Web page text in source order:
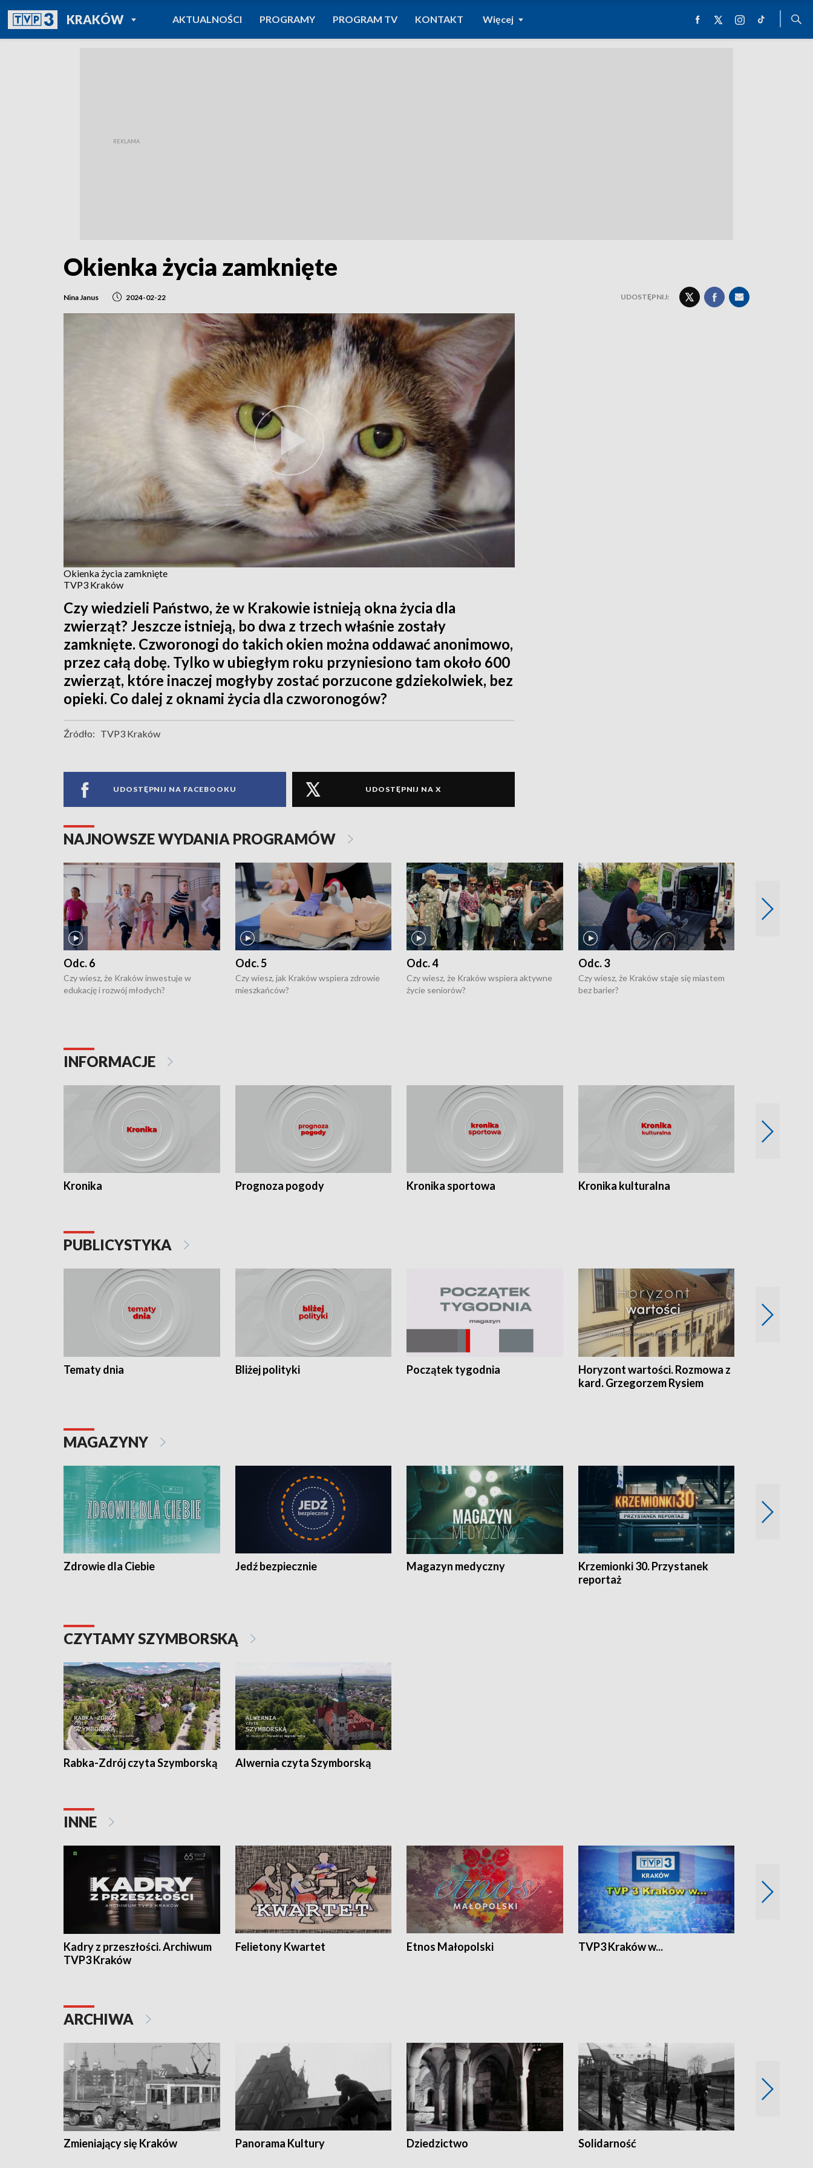
KRAKÓWPOWRÓT DO
TVP REGIONY
AKTUALNOŚCI PROGRAMY PROGRAM TV KONTAKT Więcej
Okienka życia zamknięte
Nina Janus 2024-02-22 UDOSTĘPNIJ:
Okienka życia zamknięte
TVP3 Kraków
Czy wiedzieli Państwo, że w Krakowie istnieją okna życia dla
zwierząt? Jeszcze istnieją, bo dwa z trzech właśnie zostały
zamknięte. Czworonogi do takich okien można oddawać anonimowo,
przez całą dobę. Tylko w ubiegłym roku przyniesiono tam około 600
zwierząt, które inaczej mogłyby zostać porzucone gdziekolwiek, bez
opieki. Co dalej z oknami życia dla czworonogów?
Źródło: TVP3 Kraków
UDOSTĘPNIJ NA FACEBOOKU UDOSTĘPNIJ NA X
NAJNOWSZE WYDANIA PROGRAMÓW
Odc. 6
Czy wiesz, że Kraków inwestuje w
edukację i rozwój młodych?
Odc. 5
Czy wiesz, jak Kraków wspiera zdrowie
mieszkańców?
Odc. 4
Czy wiesz, że Kraków wspiera aktywne
życie seniorów?
Odc. 3
Czy wiesz, że Kraków staje się miastem
bez barier?
INFORMACJE
Kronika Prognoza pogody Kronika sportowa Kronika kulturalna
PUBLICYSTYKA
Tematy dnia Bliżej polityki Początek tygodnia
Horyzont wartości. Rozmowa z
kard. Grzegorzem Rysiem
MAGAZYNY
Zdrowie dla Ciebie Jedź bezpiecznie Magazyn medyczny
Krzemionki 30. Przystanek
reportaż
CZYTAMY SZYMBORSKĄ
Rabka-Zdrój czyta Szymborską Alwernia czyta Szymborską
INNE
Kadry z przeszłości. Archiwum
TVP3 Kraków
Felietony Kwartet Etnos Małopolski TVP3 Kraków w...
ARCHIWA
Zmieniający się Kraków Panorama Kultury Dziedzictwo Solidarność